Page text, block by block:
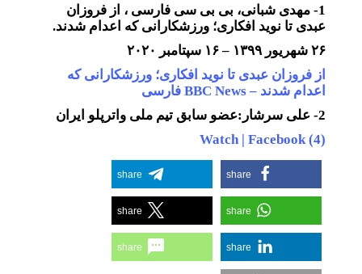
1- مهدی شبانی، بی بی سی فارسی ، از فروزان
عبدی تا نوید افکاری؛ ورزشکارانی که اعدام شدند.
۲۶ شهریور ۱۳۹۹ – ۱۶ سپتامبر ۲۰۲۰
از فروزان عبدی تا نوید افکاری؛ ورزشکارانی که
اعدام شدند – BBC News فارسی
2- علی سرشار:عضو سابق تیم ملی واترپلو ایران
(4) Watch | Facebook
share
share
share
share
share
share